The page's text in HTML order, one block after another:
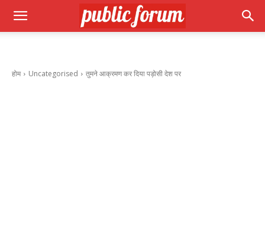
होम Uncategorised तुमने आक्रमण कर दिया पड़ोसी देश पर